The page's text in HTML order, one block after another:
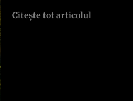
Citește tot articolul